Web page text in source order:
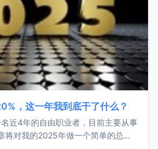
，这一年我到底干了什么？
近4年的自由职业者，目前主要从事
将对我的2025年做一个简单的总